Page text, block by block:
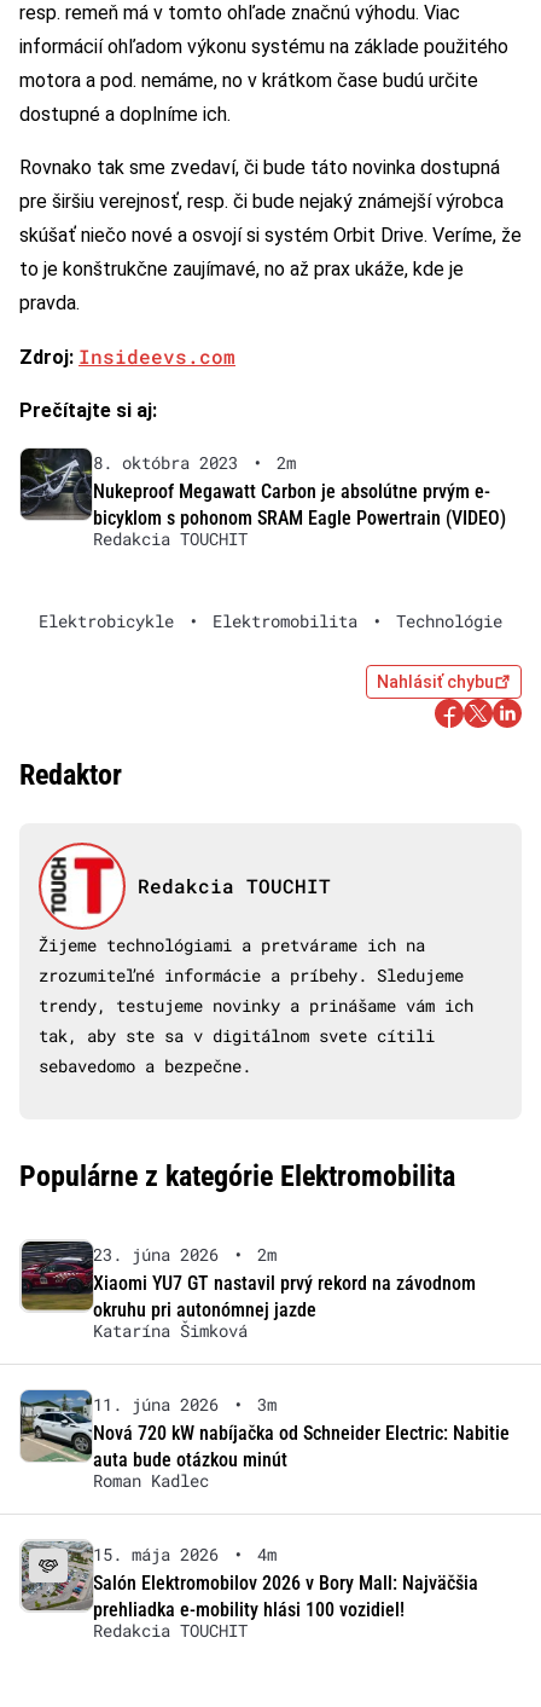
resp. remeň má v tomto ohľade značnú výhodu. Viac
informácií ohľadom výkonu systému na základe použitého
motora a pod. nemáme, no v krátkom čase budú určite
dostupné a doplníme ich.
Rovnako tak sme zvedaví, či bude táto novinka dostupná
pre širšiu verejnosť, resp. či bude nejaký známejší výrobca
skúšať niečo nové a osvojí si systém Orbit Drive. Veríme, že
to je konštrukčne zaujímavé, no až prax ukáže, kde je
pravda.
Zdroj: Insideevs.com
Prečítajte si aj:
8. októbra 2023 •
2m
Nukeproof Megawatt Carbon je absolútne prvým e-
bicyklom s pohonom SRAM Eagle Powertrain (VIDEO)
Redakcia TOUCHIT
Elektrobicykle • Elektromobilita • Technológie
Nahlásiť chybu
Redaktor
Redakcia TOUCHIT
Žijeme technológiami a pretvárame ich na
zrozumiteľné informácie a príbehy. Sledujeme
trendy, testujeme novinky a prinášame vám ich
tak, aby ste sa v digitálnom svete cítili
sebavedomo a bezpečne.
Populárne z kategórie Elektromobilita
23. júna 2026 •
2m
Xiaomi YU7 GT nastavil prvý rekord na závodnom
okruhu pri autonómnej jazde
Katarína Šimková
11. júna 2026 •
3m
Nová 720 kW nabíjačka od Schneider Electric: Nabitie
auta bude otázkou minút
Roman Kadlec
15. mája 2026 •
4m
Salón Elektromobilov 2026 v Bory Mall: Najväčšia
prehliadka e-mobility hlási 100 vozidiel!
Redakcia TOUCHIT